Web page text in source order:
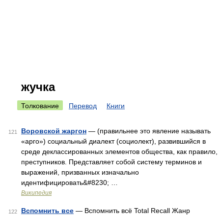
жучка
Толкование Перевод Книги
121 Воровской жаргон — (правильнее это явление называть
«арго») социальный диалект (социолект), развившийся в
среде деклассированных элементов общества, как правило,
преступников. Представляет собой систему терминов и
выражений, призванных изначально
идентифицировать&#8230; …
Википедия
122 Вспомнить все — Вспомнить всё Total Recall Жанр